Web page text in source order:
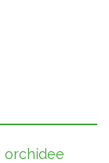
orchidee